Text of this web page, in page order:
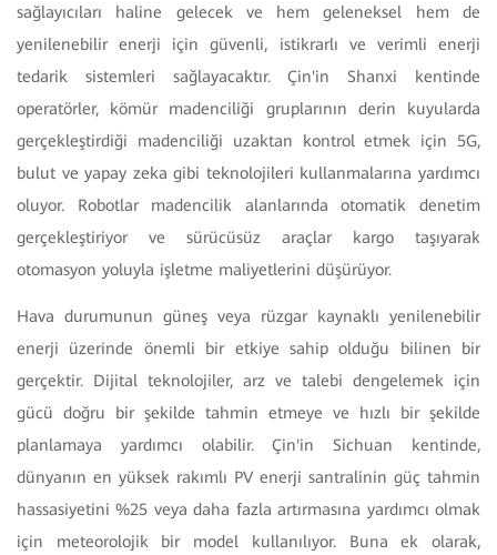
sağlayıcıları haline gelecek ve hem geleneksel hem de
yenilenebilir enerji için güvenli, istikrarlı ve verimli enerji
tedarik sistemleri sağlayacaktır. Çin'in Shanxi kentinde
operatörler, kömür madenciliği gruplarının derin kuyularda
gerçekleştirdiği madenciliği uzaktan kontrol etmek için 5G,
bulut ve yapay zeka gibi teknolojileri kullanmalarına yardımcı
oluyor. Robotlar madencilik alanlarında otomatik denetim
gerçekleştiriyor ve sürücüsüz araçlar kargo taşıyarak
otomasyon yoluyla işletme maliyetlerini düşürüyor.
Hava durumunun güneş veya rüzgar kaynaklı yenilenebilir
enerji üzerinde önemli bir etkiye sahip olduğu bilinen bir
gerçektir. Dijital teknolojiler, arz ve talebi dengelemek için
gücü doğru bir şekilde tahmin etmeye ve hızlı bir şekilde
planlamaya yardımcı olabilir. Çin'in Sichuan kentinde,
dünyanın en yüksek rakımlı PV enerji santralinin güç tahmin
hassasiyetini %25 veya daha fazla artırmasına yardımcı olmak
için meteorolojik bir model kullanılıyor. Buna ek olarak,